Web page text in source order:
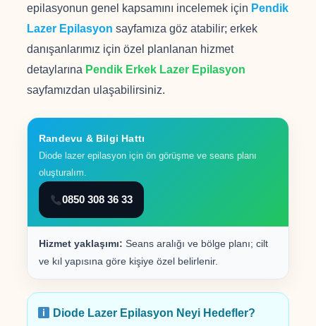
epilasyonun genel kapsamını incelemek için Pendik
Lazer Epilasyon sayfamıza göz atabilir; erkek
danışanlarımız için özel planlanan hizmet
detaylarına Pendik Erkek Lazer Epilasyon
sayfamızdan ulaşabilirsiniz.
Randevu & Bilgi Hattı
Diode lazer epilasyon için ön görüşme ve seans planı
oluşturalım.
0850 308 36 33
Hizmet yaklaşımı: Seans aralığı ve bölge planı; cilt
ve kıl yapısına göre kişiye özel belirlenir.
Diode Lazer Epilasyon Neyi Hedefler?